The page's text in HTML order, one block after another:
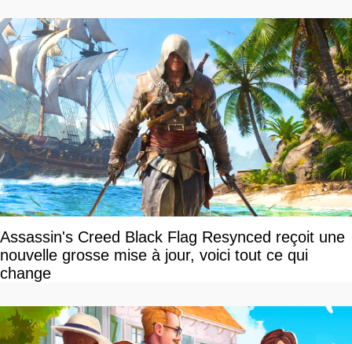
Assassin's Creed Black Flag Resynced reçoit une
nouvelle grosse mise à jour, voici tout ce qui
change